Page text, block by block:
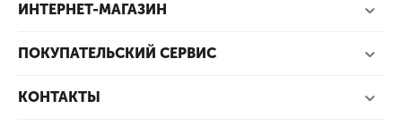
ИНТЕРНЕТ-МАГАЗИН
ПОКУПАТЕЛЬСКИЙ СЕРВИС
КОНТАКТЫ